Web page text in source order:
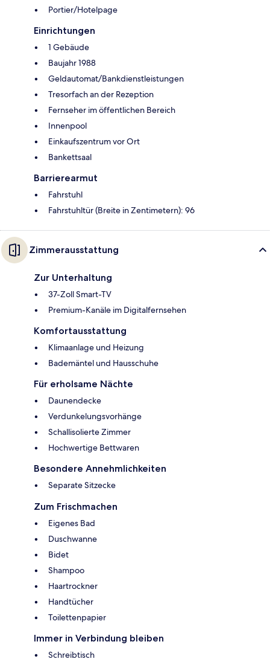
Portier/Hotelpage
Einrichtungen
1 Gebäude
Baujahr 1988
Geldautomat/Bankdienstleistungen
Tresorfach an der Rezeption
Fernseher im öffentlichen Bereich
Innenpool
Einkaufszentrum vor Ort
Bankettsaal
Barrierearmut
Fahrstuhl
Fahrstuhltür (Breite in Zentimetern): 96
Zimmerausstattung
Zur Unterhaltung
37-Zoll Smart-TV
Premium-Kanäle im Digitalfernsehen
Komfortausstattung
Klimaanlage und Heizung
Bademäntel und Hausschuhe
Für erholsame Nächte
Daunendecke
Verdunkelungsvorhänge
Schallisolierte Zimmer
Hochwertige Bettwaren
Besondere Annehmlichkeiten
Separate Sitzecke
Zum Frischmachen
Eigenes Bad
Duschwanne
Bidet
Shampoo
Haartrockner
Handtücher
Toilettenpapier
Immer in Verbindung bleiben
Schreibtisch